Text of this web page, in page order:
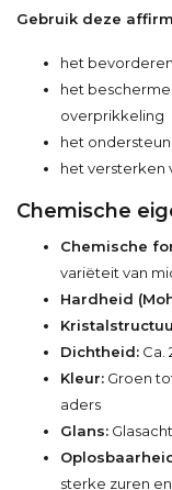
Gebruik deze
het
het
overprikkeling
het
het versterken
Chemische
Chemische
variëteit van
Hardheid
Dichtheid: Ca.
Kleur: Groen
aders
Glans:
sterke zuren